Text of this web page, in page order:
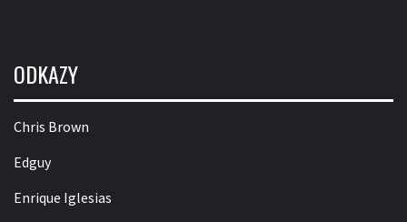
ODKAZY
Chris Brown
Edguy
Enrique Iglesias